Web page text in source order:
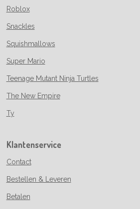
Roblox
Snackles
Squishmallows
Super Mario
Teenage Mutant Ninja Turtles
The New Empire
Ty
Klantenservice
Contact
Bestellen & Leveren
Betalen